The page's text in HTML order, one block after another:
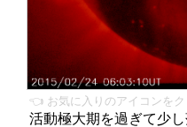
👈 お気に入りのアイコンをク
活動極大期を過ぎて少